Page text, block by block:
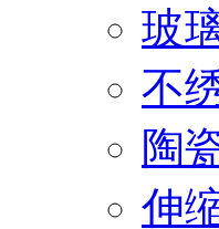
玻
不
陶
伸